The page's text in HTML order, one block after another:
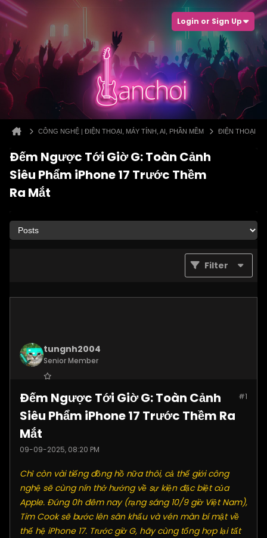
Login or Sign Up
CÔNG NGHỆ | ĐIỆN THOẠI, MÁY TÍNH, AI, PHẦN MỀM ĐIỆN THOẠI
Đếm Ngược Tới Giờ G: Toàn Cảnh
Siêu Phẩm iPhone 17 Trước Thềm
Ra Mắt
Filter
tungnh2004
Senior Member
Posts: 4099 #1
Đếm Ngược Tới Giờ G: Toàn Cảnh
Siêu Phẩm iPhone 17 Trước Thềm Ra
Mắt
09-09-2025, 08:20 PM
Chỉ còn vài tiếng đồng hồ nữa thôi, cả thế giới công
nghệ sẽ cùng nín thở hướng về sự kiện đặc biệt của
Apple. Đúng 0h đêm nay (rạng sáng 10/9 giờ Việt Nam),
Tim Cook sẽ bước lên sân khấu và vén màn bí mật về
thế hệ iPhone 17. Trước giờ G, hãy cùng tổng hợp lại tất